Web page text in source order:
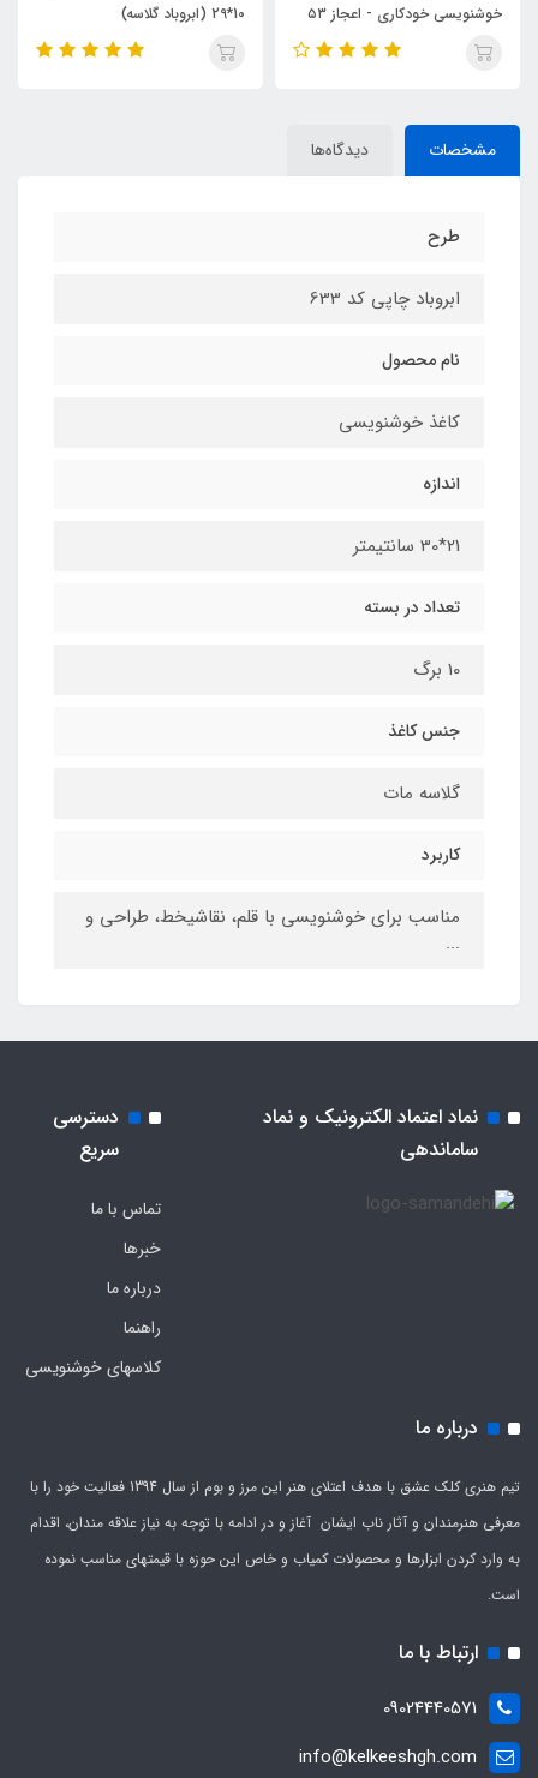
10*29 (ابروباد گلاسه)
برگی تذهیب دار (A4)
مشخصات دیدگاه‌ها
طرح
ابروباد چاپی کد 633
نام محصول
کاغذ خوشنویسی
اندازه
21*30 سانتیمتر
تعداد در بسته
10 برگ
جنس کاغذ
گلاسه مات
کاربرد
مناسب برای خوشنویسی با قلم، نقاشیخط، طراحی و
...
نماد اعتماد الکترونیک و نماد
ساماندهی
دسترسی
سریع
تماس با ما
خبرها
درباره ما
راهنما
کلاسهای خوشنویسی
درباره ما
تیم هنری کلک عشق با هدف اعتلای هنر این مرز و بوم از سال 1394 فعالیت خود را با
معرفی هنرمندان و آثار ناب ایشان آغاز و در ادامه با توجه به نیاز علاقه مندان، اقدام
به وارد کردن ابزارها و محصولات کمیاب و خاص این حوزه با قیمتهای مناسب نموده
است.
ارتباط با ما
09024440571
info@kelkeeshgh.com